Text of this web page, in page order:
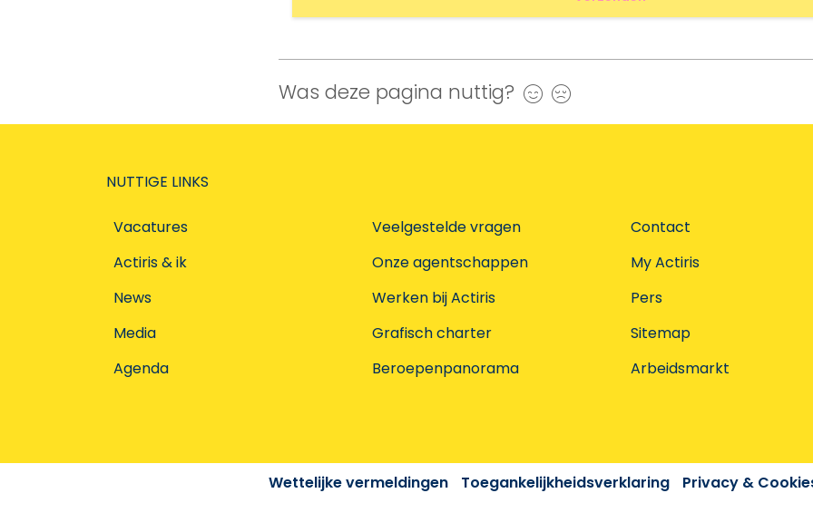
Was deze pagina nuttig? Ja
NUTTIGE LINKS
Vacatures
Actiris & ik
News
Media
Agenda
Veelgestelde vragen
Onze agentschappen
Werken bij Actiris
Grafisch charter
Beroepenpanorama
Contact
My Actiris
Pers
Sitemap
Arbeidsmarkt
Wettelijke vermeldingen Toegankelijkheidsverklaring Privacy &